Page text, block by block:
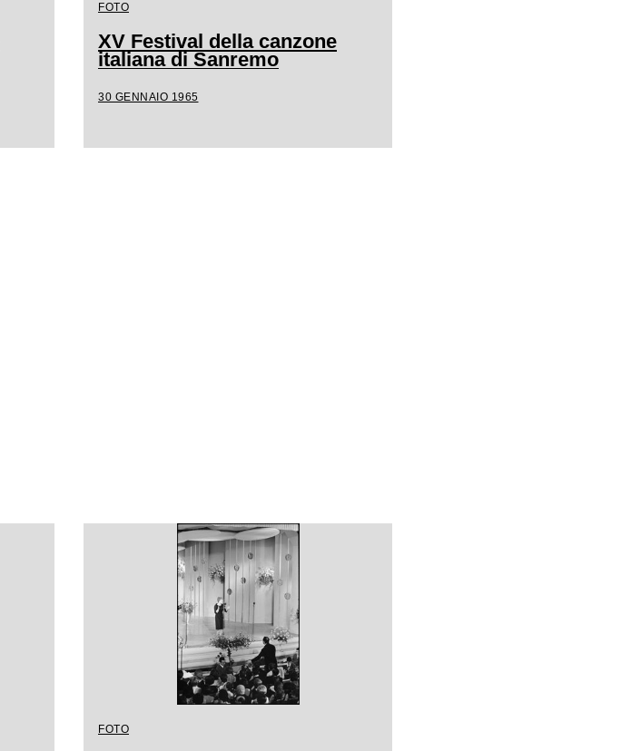
FOTO
XV Festival della canzone
italiana di Sanremo
30 GENNAIO 1965
FOTO